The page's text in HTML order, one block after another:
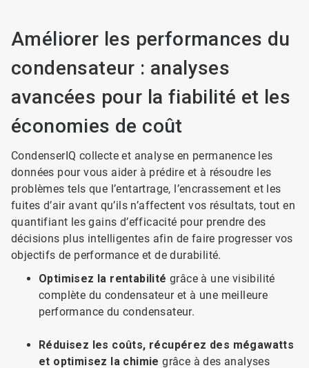
Améliorer les performances du
condensateur : analyses
avancées pour la fiabilité et les
économies de coût
CondenserIQ collecte et analyse en permanence les
données pour vous aider à prédire et à résoudre les
problèmes tels que l’entartrage, l’encrassement et les
fuites d’air avant qu’ils n’affectent vos résultats, tout en
quantifiant les gains d’efficacité pour prendre des
décisions plus intelligentes afin de faire progresser vos
objectifs de performance et de durabilité.
Optimisez la rentabilité grâce à une visibilité
complète du condensateur et à une meilleure
performance du condensateur.
Réduisez les coûts, récupérez des mégawatts
et optimisez la chimie grâce à des analyses